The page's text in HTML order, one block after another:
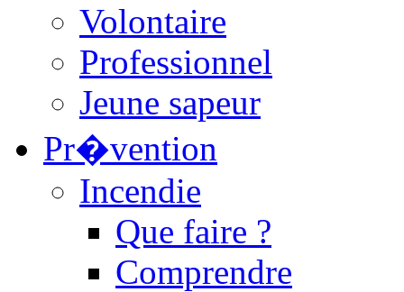
Volontaire
Professionnel
Jeune sapeur
Pr�vention
Incendie
Que faire ?
Comprendre